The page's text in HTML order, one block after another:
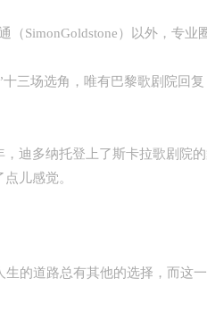
SimonGoldstone）以外，专业
三场选角，唯有巴黎歌剧院回复
迪多纳托登上了斯卡拉歌剧院
儿感觉。
的道路总有其他的选择，而这